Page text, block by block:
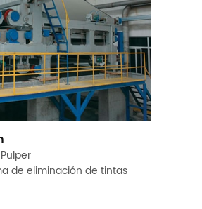
de eliminación de tintas